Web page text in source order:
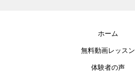
ホーム
無料動画レッスン
体験者の声